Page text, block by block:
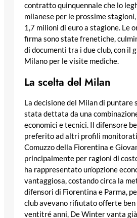
contratto quinquennale che lo
milanese per le prossime
1,7 milioni di euro a stagione. Le
firma sono state frenetiche,
di documenti tra i due club, con il
Milano per le visite mediche.
La scelta del Milan
La decisione del Milan di puntare
stata dettata da una
economici e tecnici. Il difensore
preferito ad altri profili
Comuzzo della Fiorentina e
principalmente per ragioni di
ha rappresentato un’opzione
vantaggiosa, costando circa la
difensori di Fiorentina e Parma,
club avevano rifiutato offerte ben
ventitré anni, De Winter vanta